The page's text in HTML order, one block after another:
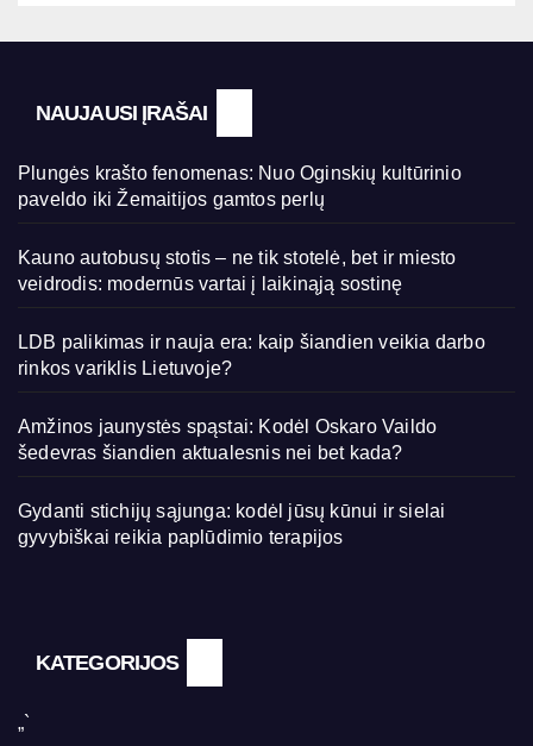
NAUJAUSI ĮRAŠAI
Plungės krašto fenomenas: Nuo Oginskių kultūrinio
paveldo iki Žemaitijos gamtos perlų
Kauno autobusų stotis – ne tik stotelė, bet ir miesto
veidrodis: modernūs vartai į laikinąją sostinę
LDB palikimas ir nauja era: kaip šiandien veikia darbo
rinkos variklis Lietuvoje?
Amžinos jaunystės spąstai: Kodėl Oskaro Vaildo
šedevras šiandien aktualesnis nei bet kada?
Gydanti stichijų sąjunga: kodėl jūsų kūnui ir sielai
gyvybiškai reikia paplūdimio terapijos
KATEGORIJOS
„`